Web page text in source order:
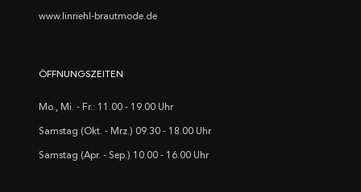
www.linriehl-brautmode.de
ÖFFNUNGSZEITEN
Mo., Mi. - Fr.: 11.00 - 19.00 Uhr
Samstag (Okt. - Mrz.) 09.30 - 18.00 Uhr
Samstag (Apr. - Sep.) 10.00 - 16.00 Uhr